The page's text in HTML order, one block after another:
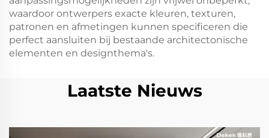
waardoor ontwerpers exacte kleuren, texturen,
patronen en afmetingen kunnen specificeren die
perfect aansluiten bij bestaande architectonische
elementen en designthema's.
Laatste Nieuws